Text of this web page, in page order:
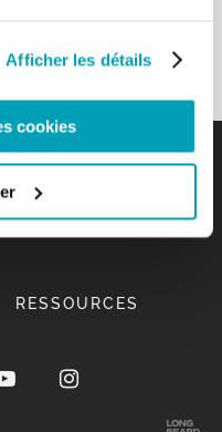
Afficher les détails
cookies
RESSOURCES